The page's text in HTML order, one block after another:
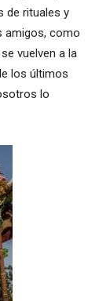
de rituales y
amigos, como
vuelven a la
los últimos
lo